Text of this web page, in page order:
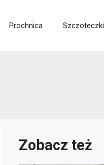
Prochnica Szczoteczki
Zobacz też